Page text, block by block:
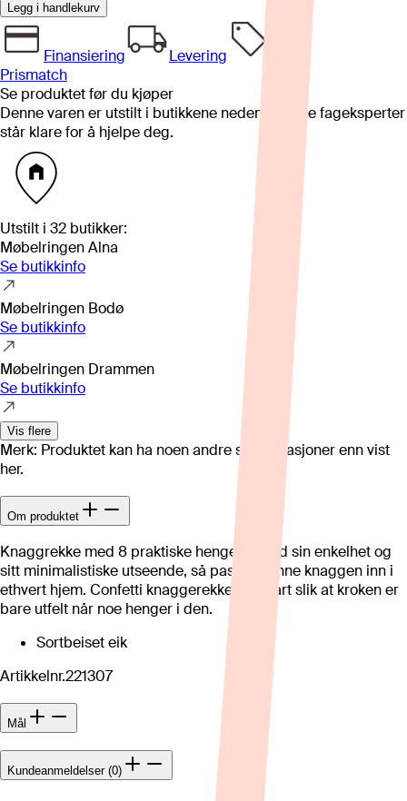
Legg i handlekurv
Finansiering
Levering
Prismatch
Se produktet før du kjøper
Denne varen er utstilt i butikkene nedenfor. Våre fageksperter
står klare for å hjelpe deg.
Utstilt i 32 butikker:
Møbelringen Alna
Se butikkinfo
Møbelringen Bodø
Se butikkinfo
Møbelringen Drammen
Se butikkinfo
Vis flere
Merk: Produktet kan ha noen andre spesifikasjoner enn vist
her.
Om produktet
Knaggrekke med 8 praktiske hengere. Med sin enkelhet og
sitt minimalistiske utseende, så passer denne knaggen inn i
ethvert hjem. Confetti knaggerekke er smart slik at kroken er
bare utfelt når noe henger i den.
Sortbeiset eik
Artikkelnr.221307
Mål
Kundeanmeldelser (0)